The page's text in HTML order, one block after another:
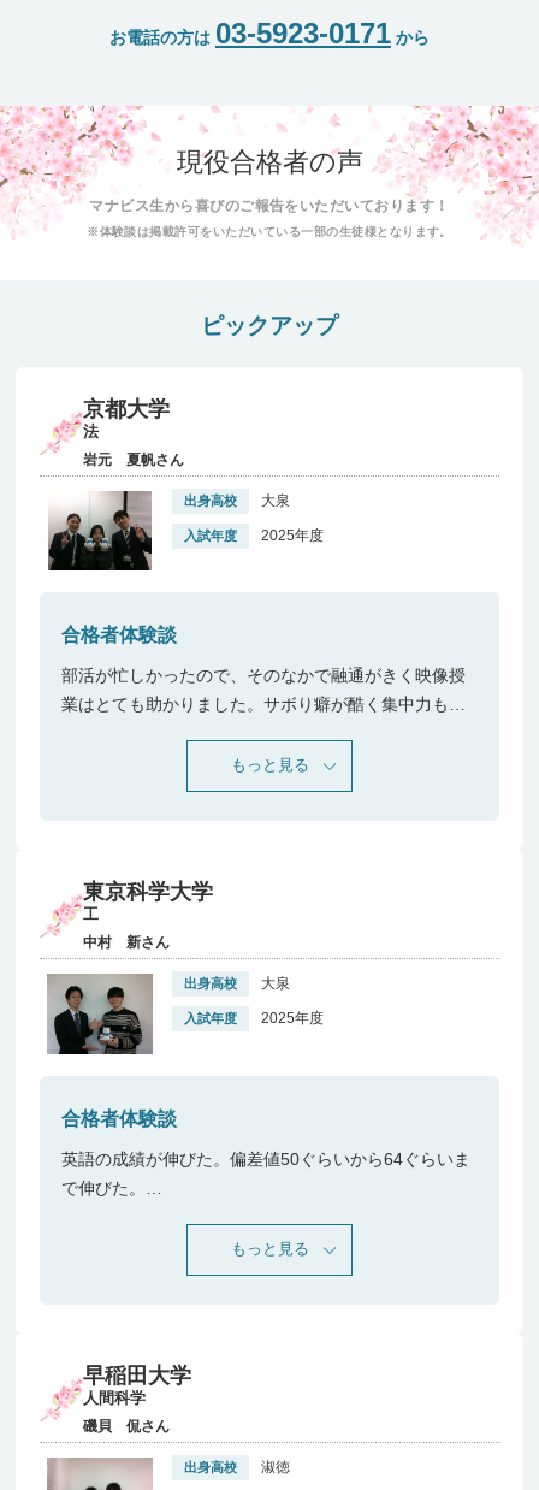
お電話の方は 03-5923-0171 から
現役合格者の声
マナビス生から喜びのご報告をいただいております！
※体験談は掲載許可をいただいている一部の生徒様となります。
ピックアップ
京都大学
法
岩元 夏帆さん
出身高校 大泉
入試年度 2025年度
合格者体験談
部活が忙しかったので、そのなかで融通がきく映像授
業はとても助かりました。サボり癖が酷く集中力もな
スケジュール通りにこなすことを最優先にしつつ、ス
タッフの方々とたくさん相談をして効率よく対策を進
もっと見る
東京科学大学
工
中村 新さん
出身高校 大泉
入試年度 2025年度
合格者体験談
英語の成績が伸びた。偏差値50ぐらいから64ぐらいま
で伸びた。
国立二次では、英語が得点源になった。マナビスの授
業である英読解をレベル２～５までやったことが良
むスピードが上がったように思う。
もっと見る
早稲田大学
人間科学
磯貝 侃さん
出身高校 淑徳